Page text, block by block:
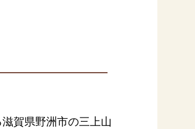
賀県野洲市の三上山